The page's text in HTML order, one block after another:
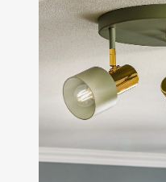
galérie
obrázkov